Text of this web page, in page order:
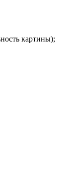
картины);